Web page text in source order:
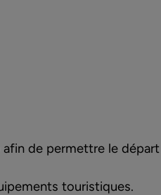
de permettre le
touristiques.